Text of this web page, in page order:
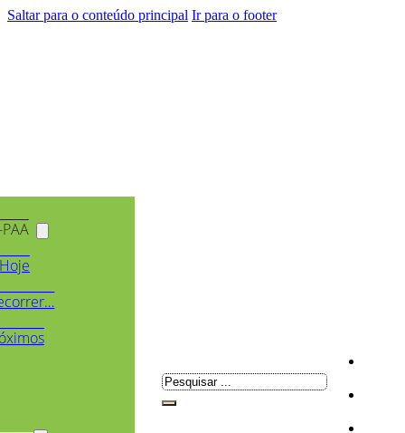
Saltar para o conteúdo principal Ir para o footer
Pesquisar